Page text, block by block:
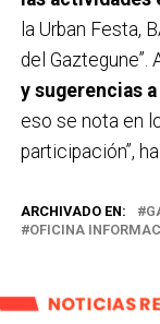
la Urban Festa,
del Gaztegune”.
y sugerencias
eso se nota en
participación”,
ARCHIVADO EN:
OFICINA
NOTICIAS